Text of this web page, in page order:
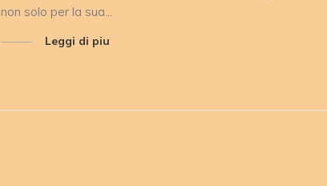
non solo per la sua...
Leggi di piu